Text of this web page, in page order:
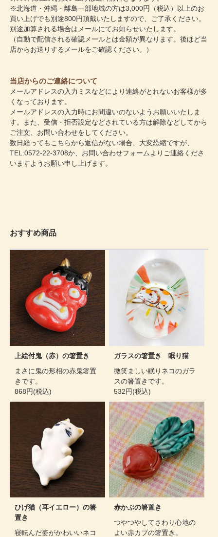
※北海道・沖縄・離島一部地域の方は3,000円（税込）以上のお
買い上げでも別途800円頂戴いたしますので、ご了承ください。
別途加算される場合はメールにてお知らせいたします。
（自動で配信される確認メールとは金額が異なります。後ほど当
店からお送りするメールをご確認ください。）
当店からのご連絡について
メールアドレスの入力ミスなどにより連絡がとれないお客様が多
くなっております。
メールアドレスの入力時にお間違いのないようお願いいたしま
す。また、受信・拒否設定などされている方は解除などしてから
ご注文、お問い合わせをしてください。
数日経ってもこちらから返信がない場合、大変恐縮ですが、
TEL:0572-22-3708か、 お問い合わせフォーム よりご連絡くださ
いますようお願い申し上げます。
おすすめ商品
上絵付鬼（赤）の箸置き
まさに鬼の形相の赤鬼箸置
きです。
868円(税込)
ガラスの箸置き 眠り猫
微笑ましい眠りネコのガラ
スの箸置きです。
532円(税込)
ひげ猫（耳イエロー）の箸
置き
寝転んだ姿がかわいいネコ
赤かぶの箸置き
つやつやしてさわり心地の
よい赤カブの箸置き。